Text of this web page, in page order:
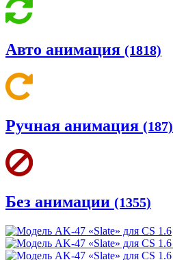
Авто анимация (1818)
Ручная анимация (187)
Без анимации (1355)